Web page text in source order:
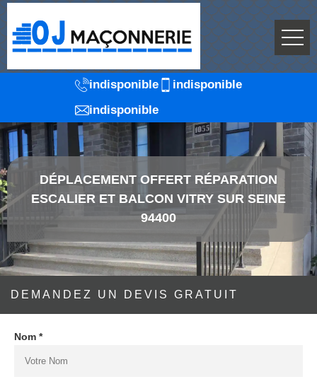
indisponible
indisponible
indisponible
DÉPLACEMENT OFFERT RÉPARATION
ESCALIER ET BALCON VITRY SUR SEINE
94400
DEMANDEZ UN DEVIS GRATUIT
Nom *